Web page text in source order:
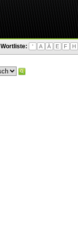
Wortliste: ' A Ä E F H